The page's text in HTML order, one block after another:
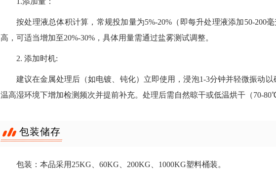
按处理液总体积计算，常规投加量为5%-20%（即每升处理液添加50-200
高，可适当增加至20%-30%，具体用量需通过盐雾测试调整。
2. 添加时机:
建议在金属处理后（如电镀、钝化）立即使用，浸泡1-3分钟并轻微振动
温高湿环境下增加检测频次并提前补充。处理后需自然晾干或低温烘干（70-
包装储存
包装：本品采用25KG、60KG、200KG、1000KG塑料桶装。